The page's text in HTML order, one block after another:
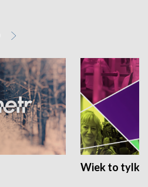
Wiek to tylko